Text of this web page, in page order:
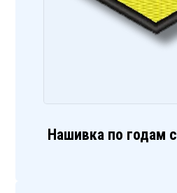
Нашивка по годам